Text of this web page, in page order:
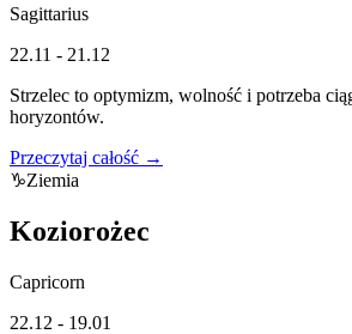
Sagittarius
22.11 - 21.12
Strzelec to optymizm, wolność i potrzeba
horyzontów.
Przeczytaj całość →
♑Ziemia
Koziorożec
Capricorn
22.12 - 19.01